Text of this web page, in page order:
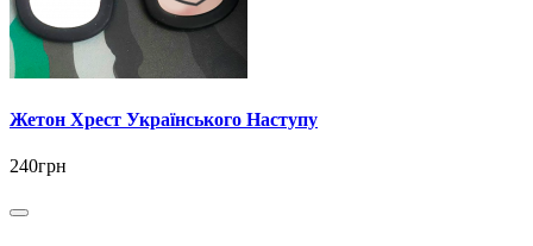
Жетон Хрест Українського Наступу
240грн